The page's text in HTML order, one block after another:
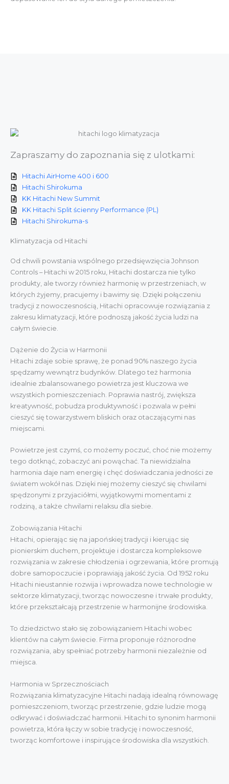
Klimatyzacja od Hitachi
Od chwili powstania wspólnego przedsięwzięcia Johnson
Controls – Hitachi w 2015 roku, Hitachi dostarcza nie tylko
produkty, ale tworzy również harmonię w przestrzeniach, w
których żyjemy, pracujemy i bawimy się. Dzięki połączeniu
tradycji z nowoczesnością, Hitachi opracowuje rozwiązania z
zakresu klimatyzacji, które podnoszą jakość życia ludzi na
całym świecie.
Dążenie do Życia w Harmonii
Hitachi zdaje sobie sprawę, że ponad 90% naszego życia
spędzamy wewnątrz budynków. Dlatego też harmonia
idealnie zbalansowanego powietrza jest kluczowa we
wszystkich pomieszczeniach. Poprawia nastrój, zwiększa
kreatywność, pobudza produktywność i pozwala w pełni
cieszyć się towarzystwem bliskich oraz otaczającymi nas
miejscami.
Powietrze jest czymś, co możemy poczuć, choć nie możemy
tego dotknąć, zobaczyć ani powąchać. Ta niewidzialna
harmonia daje nam energię i chęć doświadczania jedności ze
światem wokół nas. Dzięki niej możemy cieszyć się chwilami
spędzonymi z przyjaciółmi, wyjątkowymi momentami z
rodziną, a także chwilami relaksu dla siebie.
Zobowiązania Hitachi
Hitachi, opierając się na japońskiej tradycji i kierując się
pionierskim duchem, projektuje i dostarcza kompleksowe
rozwiązania w zakresie chłodzenia i ogrzewania, które promują
dobre samopoczucie i poprawiają jakość życia. Od 1952 roku
Hitachi nieustannie rozwija i wprowadza nowe technologie w
sektorze klimatyzacji, tworząc nowoczesne i trwałe produkty,
które przekształcają przestrzenie w harmonijne środowiska.
To dziedzictwo stało się zobowiązaniem Hitachi wobec
klientów na całym świecie. Firma proponuje różnorodne
rozwiązania, aby spełniać potrzeby harmonii niezależnie od
miejsca.
Harmonia w Sprzecznościach
Rozwiązania klimatyzacyjne Hitachi nadają idealną równowagę
pomieszczeniom, tworząc przestrzenie, gdzie ludzie mogą
odkrywać i doświadczać harmonii. Hitachi to synonim harmonii
powietrza, która łączy w sobie tradycję i nowoczesność,
tworząc komfortowe i inspirujące środowiska dla wszystkich.
Zapraszamy do zapoznania się z ulotkami:
Hitachi AirHome 400 i 600
Hitachi Shirokuma
KK Hitachi New Summit
KK Hitachi Split ścienny Performance (PL)
Hitachi Shirokuma-s